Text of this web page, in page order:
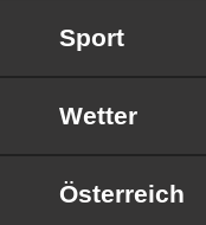
Sport
Wetter
Österreich